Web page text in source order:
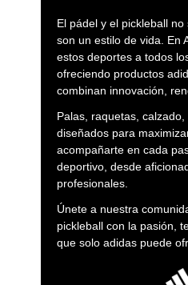
El pádel y el pickleball
son un estilo de vida. En
estos deportes a todos
ofreciendo productos
combinan innovación,
Palas, raquetas,
diseñados para
acompañarte en cada
deportivo, desde
profesionales.
Únete a nuestra
pickleball con la pasión,
que solo adidas puede